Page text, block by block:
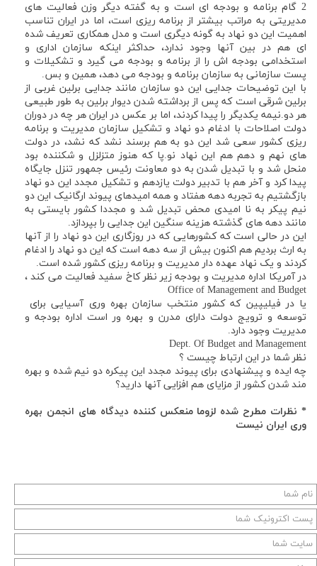
2 گام برنامه و بودجه ای است و به گفته دیگر وزن فعالیت های
مدیریتی به مراتب بیشتر از برنامه ریزی است، اما در ایران تناسب
اهمیت این دو نهاد به گونه دیگری است و مدل همکاری تعریف شده
ای هم در بین آنها وجود ندارد، حداکثر اینکه سازمان اداری و
استخدامی بودجه اش را از برنامه و بودجه می گیرد و تشکیلات و
پست سازمانی به سازمان برنامه و بودجه می دهد، همین و بس.
با این توضیحات جدایی این دو سازمان مانند جدایی برلین غربی از
برلین شرقی است که پس از برداشته شدن دیوار برلین به طور طبیعی
هر دو.نیمه یکدیگر را پیدا کردند، اما بر عکس در ایران هر چه در دوران
دولت اصلاحات با ادغام دو نهاد و تشکیل سازمان مدیریت و برنامه
ریزی کشور سعی شد این دو به هم برسند نشد که نشد، در دولت
های نهم و دهم هم این نهاد نو.پا که هنوز متزلزل و شکننده بود
منحل شد و با تبدیل شدن به دو معاونت رئیس جمهور تنزل جایگاه
پیدا کرد و آخر هم با تدبیر دولت یازدهم و تشکیل مجدد این دو نهاد
بازگشتیم به تجربه دهه هفتاد و همه امیدهای پیوند ارگانیک این دو
نیم پیکر به نا امیدی محض تبدیل شد و مجددا کشور بایستی به
مانند دهه های گذشته هزینه سنگین این جدایی را بپردازد.
این در حالی است که کشورهایی که در روزگاری این دو نهاد را از آنها
به ارث بردیم هم اکنون بیش از سه دهه است که این دو نهاد را ادغام
کردند و یک نهاد عهده دار مدیریت و برنامه ریزی کشور شده است.
در آمریکا اداره مدیریت و بودجه زیر نظر کاخ سفید فعالیت می کند ،
Office of Management and Budget
یا در فیلیپین که کشور منتخب سازمان بهره وری آسیایی برای
توسعه و ترویج دولت دارای مدرن و بهره ور است اداره بودجه و
مدیریت وجود دارد.
Dept. Of Budget and Management
نظر شما در این ارتباط چیست ؟
چه ایده و پیشنهادی برای پیوند مجدد این پیکره دو نیم شده و بهره
مند شدن کشور از مزایای هم افزایی آنها دارید؟
* نظرات مطرح شده لزوما منعکس کننده دیدگاه های انجمن بهره
وری ایران نیست